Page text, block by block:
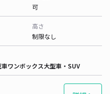
可
高さ
制限なし
ワンボックス大型車・SUV